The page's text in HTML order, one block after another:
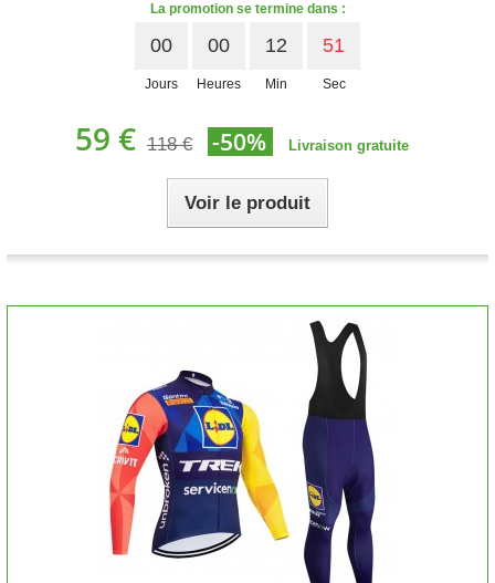
La promotion se termine dans :
00
Jours
00
Heures
12
Min
50
Sec
59 € 118 € -50% Livraison gratuite
Voir le produit